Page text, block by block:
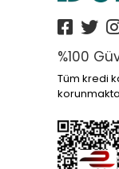
%100
Tüm kredi